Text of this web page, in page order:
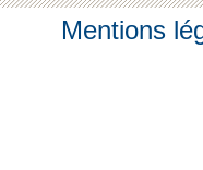
Mentions